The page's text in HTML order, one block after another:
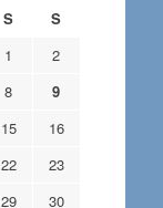
S
S
1
2
8
9
15
16
22
23
29
30